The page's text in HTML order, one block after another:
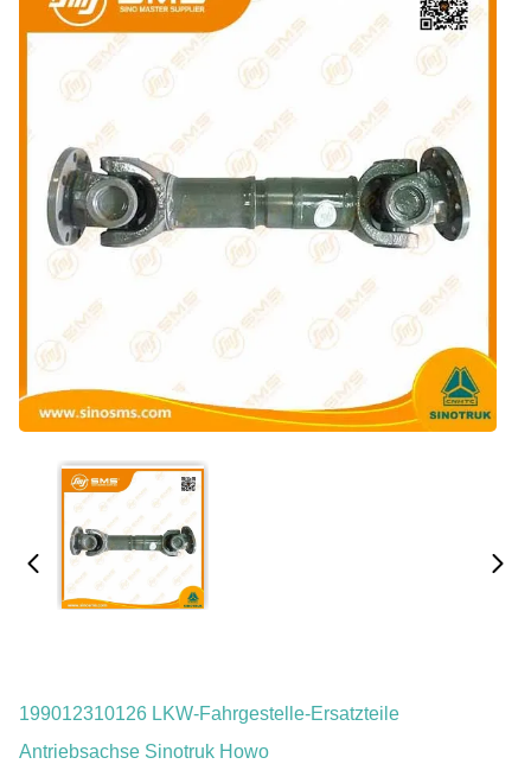
199012310126 LKW-Fahrgestelle-Ersatzteile
Antriebsachse Sinotruk Howo